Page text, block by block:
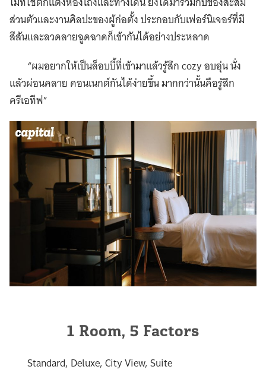
ส่วนตัวและงานศิลปะของผู้ก่อตั้ง ประกอบกับเฟอร์นิเจอร์ที่มี
สีสันและลวดลายฉูดฉาดก็เข้ากันได้อย่างประหลาด
“ผมอยากให้เป็นล็อบบี้ที่เข้ามาแล้วรู้สึก cozy อบอุ่น นั่ง
แล้วผ่อนคลาย คอนเนกต์กันได้ง่ายขึ้น มากกว่านั้นคือรู้สึก
ครีเอทีฟ”
1 Room, 5 Factors
Standard, Deluxe, City View, Suite